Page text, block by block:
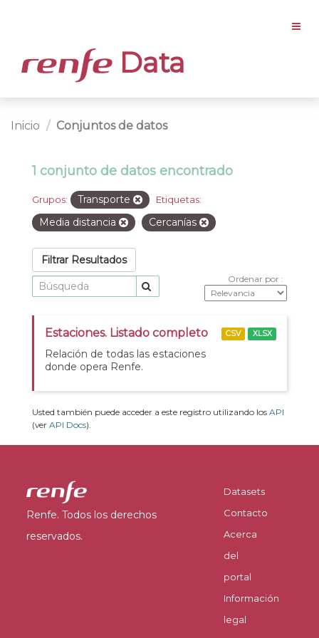
Data
Inicio Conjuntos de datos
1 conjunto de datos encontrado
Grupos: Transporte Etiquetas:
Media distancia Cercanías
Filtrar Resultados
Ordenar por
Estaciones. Listado completo
Relación de todas las estaciones
donde opera Renfe.
CSV XLSX
Usted también puede acceder a este registro utilizando los API
(ver API Docs).
Renfe. Todos los derechos
reservados.
Datasets
Contacto
Acerca
del
portal
Información
legal